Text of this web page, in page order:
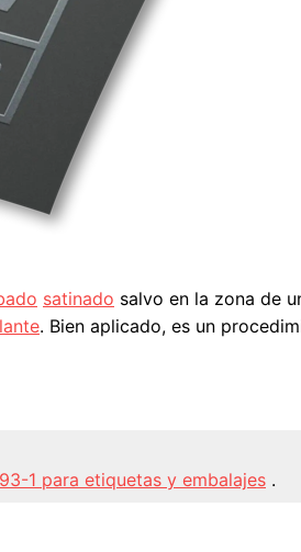
satinado salvo en la zona de
. Bien aplicado, es un
1 para etiquetas y embalajes .